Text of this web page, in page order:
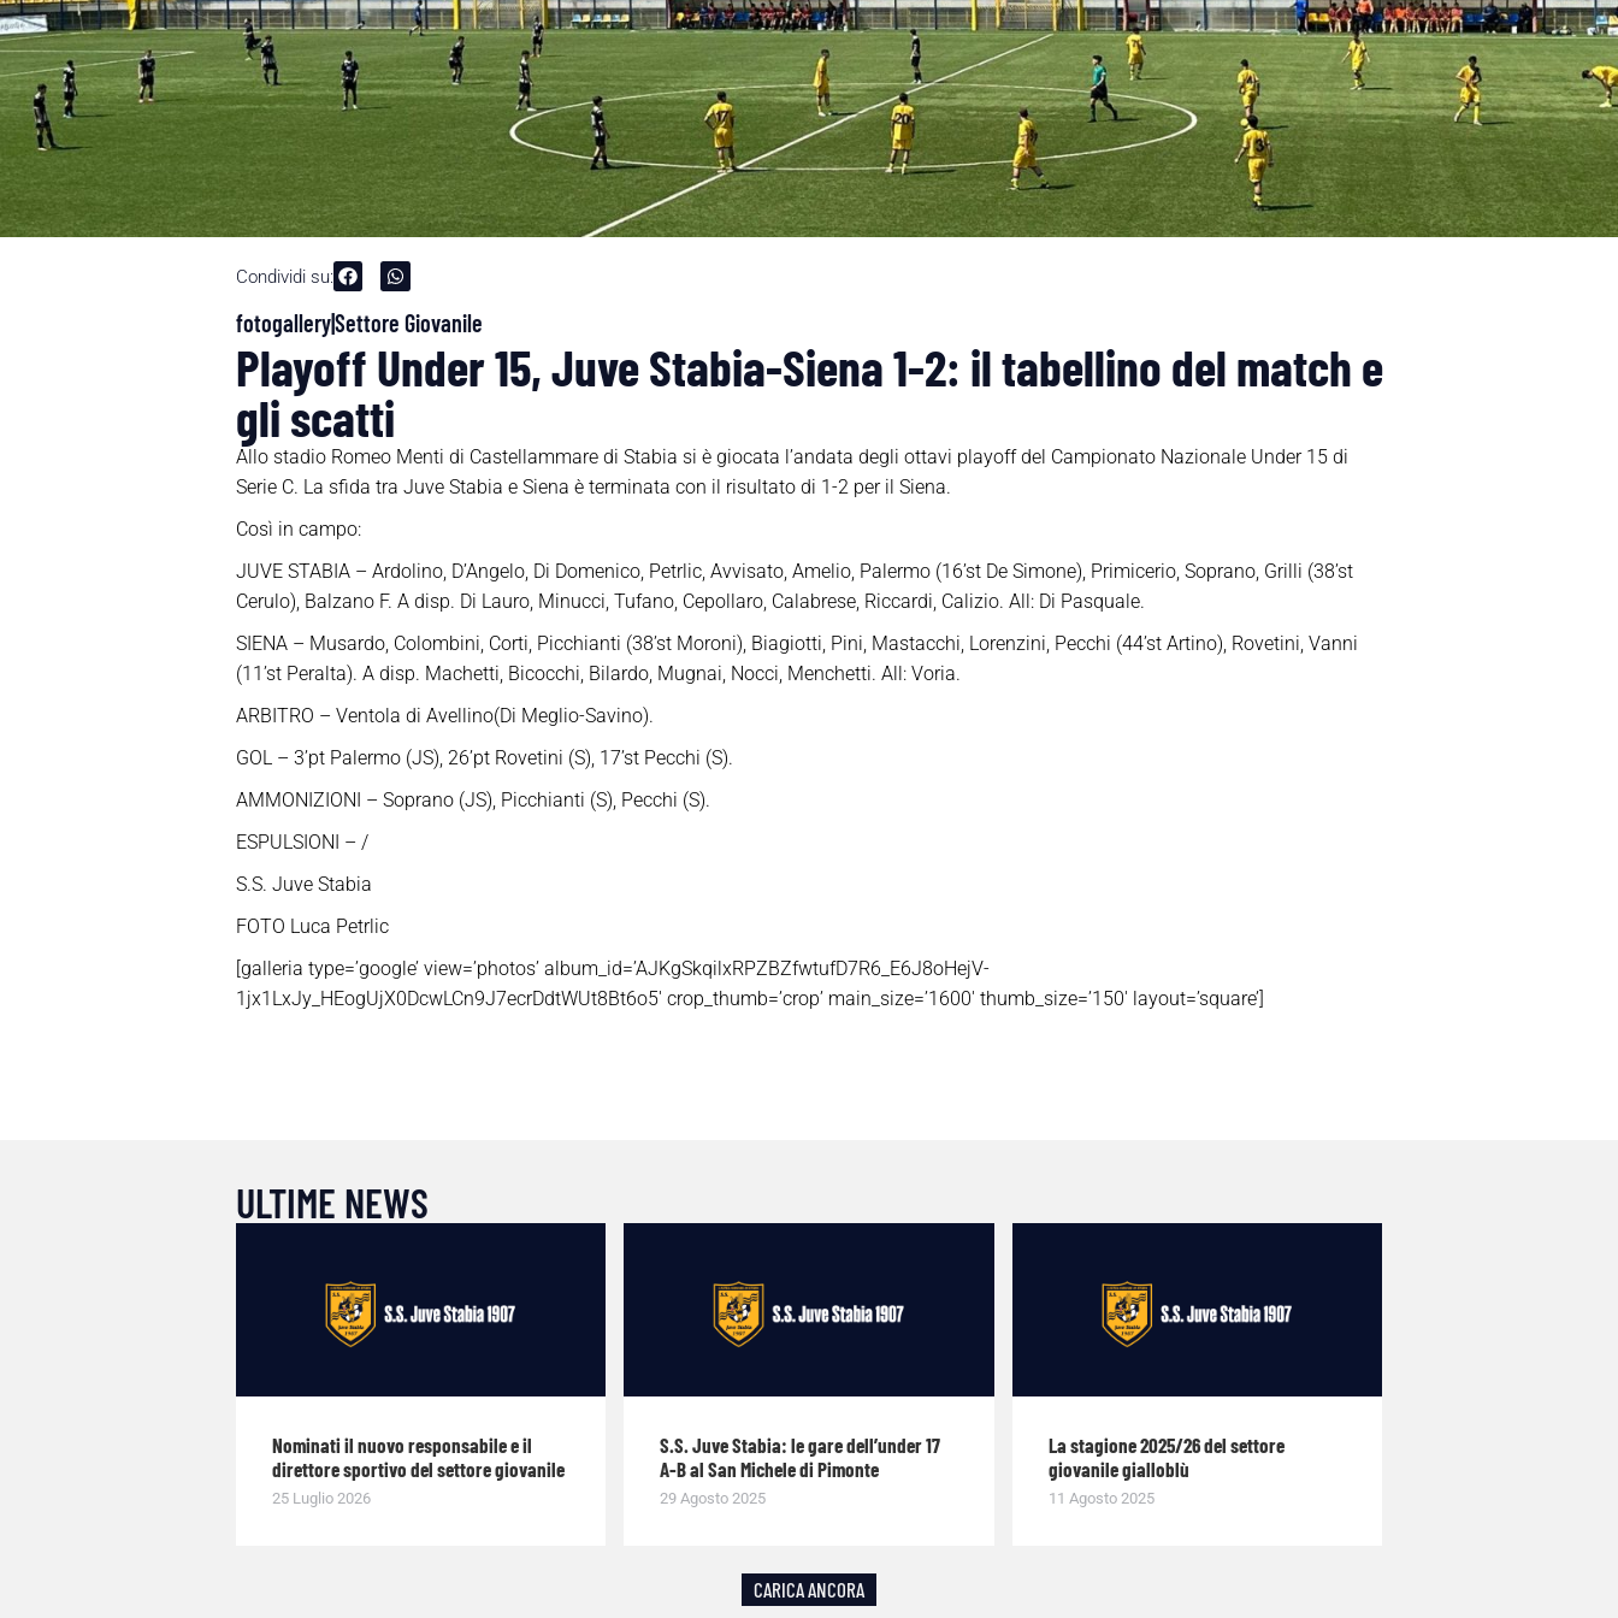
Condividi su:
fotogallery|Settore Giovanile
Playoff Under 15, Juve Stabia-Siena 1-2: il tabellino del match e
gli scatti
Allo stadio Romeo Menti di Castellammare di Stabia si è giocata l’andata degli ottavi playoff del Campionato Nazionale Under 15 di
Serie C. La sfida tra Juve Stabia e Siena è terminata con il risultato di 1-2 per il Siena.
Così in campo:
JUVE STABIA – Ardolino, D’Angelo, Di Domenico, Petrlic, Avvisato, Amelio, Palermo (16’st De Simone), Primicerio, Soprano, Grilli (38’st
Cerulo), Balzano F. A disp. Di Lauro, Minucci, Tufano, Cepollaro, Calabrese, Riccardi, Calizio. All: Di Pasquale.
SIENA – Musardo, Colombini, Corti, Picchianti (38’st Moroni), Biagiotti, Pini, Mastacchi, Lorenzini, Pecchi (44’st Artino), Rovetini, Vanni
(11’st Peralta). A disp. Machetti, Bicocchi, Bilardo, Mugnai, Nocci, Menchetti. All: Voria.
ARBITRO – Ventola di Avellino(Di Meglio-Savino).
GOL – 3’pt Palermo (JS), 26’pt Rovetini (S), 17’st Pecchi (S).
AMMONIZIONI – Soprano (JS), Picchianti (S), Pecchi (S).
ESPULSIONI – /
S.S. Juve Stabia
FOTO Luca Petrlic
[galleria type=’google’ view=’photos’ album_id=’AJKgSkqilxRPZBZfwtufD7R6_E6J8oHejV-
1jx1LxJy_HEogUjX0DcwLCn9J7ecrDdtWUt8Bt6o5′ crop_thumb=’crop’ main_size=’1600′ thumb_size=’150′ layout=’square’]
ULTIME NEWS
Nominati il nuovo responsabile e il
direttore sportivo del settore giovanile
25 Luglio 2026
S.S. Juve Stabia: le gare dell’under 17
A-B al San Michele di Pimonte
29 Agosto 2025
La stagione 2025/26 del settore
giovanile gialloblù
11 Agosto 2025
CARICA ANCORA